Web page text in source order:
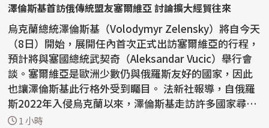
澤倫斯基首訪俄傳統盟友塞爾維亞 討論擴大經貿往來
烏克蘭總統澤倫斯基（Volodymyr Zelensky）將自今天
（8日）開始，展開任內首次正式出訪塞爾維亞的行程，
預計將與塞國總統武契奇（Aleksandar Vucic）舉行會
談。塞爾維亞是歐洲少數仍與俄羅斯友好的國家，因此
也讓澤倫斯基此行格外受到矚目。 法新社報導，自俄羅
斯2022年入侵烏克蘭以來，澤倫斯基走訪許多國家尋求
支持...
1 小時